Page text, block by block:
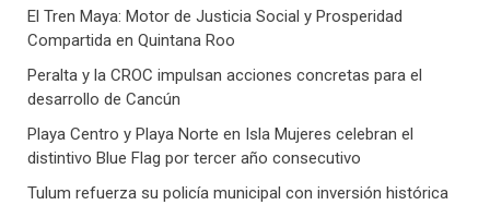
El Tren Maya: Motor de Justicia Social y Prosperidad
Compartida en Quintana Roo
Peralta y la CROC impulsan acciones concretas para el
desarrollo de Cancún
Playa Centro y Playa Norte en Isla Mujeres celebran el
distintivo Blue Flag por tercer año consecutivo
Tulum refuerza su policía municipal con inversión histórica